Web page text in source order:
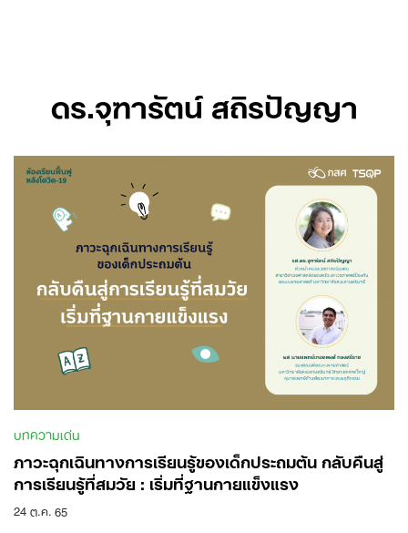
ดร.จุฑารัตน์ สถิรปัญญา
บทความเด่น
ภาวะฉุกเฉินทางการเรียนรู้ของเด็กประถมต้น กลับคืนสู่
การเรียนรู้ที่สมวัย : เริ่มที่ฐานกายแข็งแรง
24 ต.ค. 65